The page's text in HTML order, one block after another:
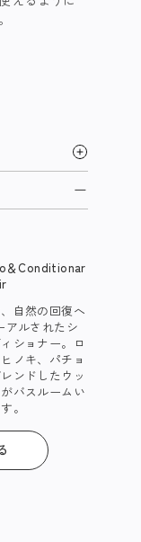
＆Conditionar
自然の回復へ
アルされたシ
ショナー。ロ
ノキ、パチョ
ンドしたウッ
バスルームい
。​